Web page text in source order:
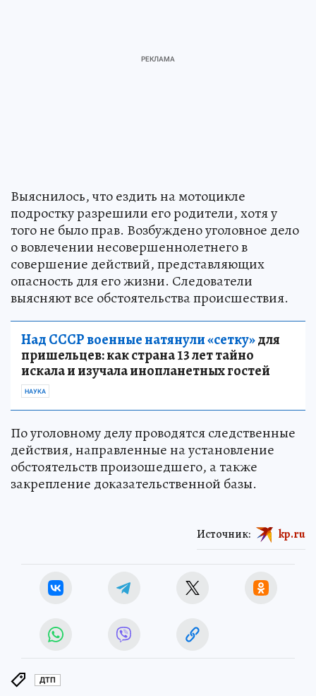
Выяснилось, что ездить на мотоцикле
подростку разрешили его родители, хотя у
того не было прав. Возбуждено уголовное дело
о вовлечении несовершеннолетнего в
совершение действий, представляющих
опасность для его жизни. Следователи
выясняют все обстоятельства происшествия.
Над СССР военные натянули «сетку»для
пришельцев: как страна 13 лет тайно
искала и изучала инопланетных гостей
НАУКА
По уголовному делу проводятся следственные
действия, направленные на установление
обстоятельств произошедшего, а также
закрепление доказательственной базы.
Источник: kp.ru
ДТП